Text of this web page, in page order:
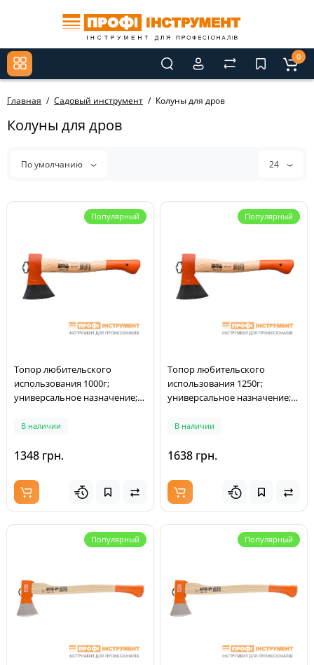
0
Главная Садовый инструмент Колуны для дров
Колуны для дров
По умолчанию 24
Популярный
Топор любительского
использования 1000г;
универсальное назначение;
В наличии
1348 грн.
Популярный
Топор любительского
использования 1250г;
универсальное назначение;
В наличии
1638 грн.
Популярный Популярный